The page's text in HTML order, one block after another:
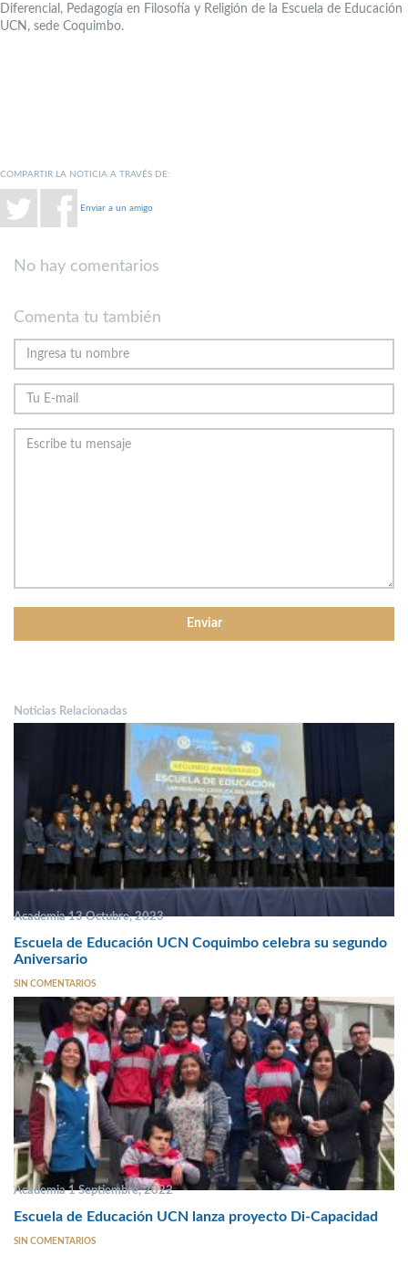
Diferencial, Pedagogía en Filosofía y Religión de la Escuela de Educación
UCN, sede Coquimbo.
COMPARTIR LA NOTICIA A TRAVÉS DE:
Enviar a un amigo
No hay comentarios
Comenta tu también
Noticias Relacionadas
Academia 13 Octubre, 2023
Escuela de Educación UCN Coquimbo celebra su segundo
Aniversario
SIN COMENTARIOS
Academia 1 Septiembre, 2022
Escuela de Educación UCN lanza proyecto Di-Capacidad
SIN COMENTARIOS